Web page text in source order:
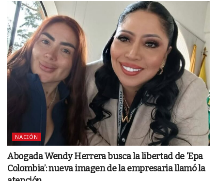
NACIÓN
Abogada Wendy Herrera busca la libertad de ‘Epa
Colombia’: nueva imagen de la empresaria llamó la